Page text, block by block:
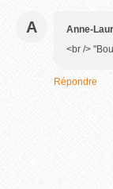
A Anne-
<br />
Répondre